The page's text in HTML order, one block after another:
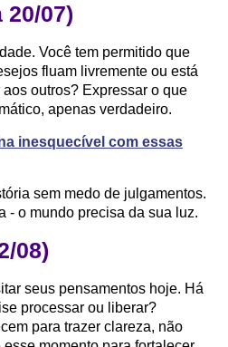
20/07)
Você tem permitido que
fluam livremente ou está
outros? Expressar o que
apenas verdadeiro.
inesquecível com essas
sem medo de julgamentos.
- o mundo precisa da sua luz.
08)
seus pensamentos hoje. Há
processar ou liberar?
para trazer clareza, não